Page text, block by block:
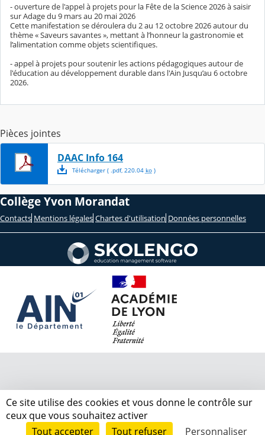
- ouverture de l'appel à projets pour la Fête de la Science 2026 à saisir
sur Adage du 9 mars au 20 mai 2026
Cette manifestation se déroulera du 2 au 12 octobre 2026 autour du
thème « Saveurs savantes », mettant à l’honneur la gastronomie et
l’alimentation comme objets scientifiques.
- appel à projets pour soutenir les actions pédagogiques autour de
l'éducation au développement durable dans l'Ain Jusqu’au 6 octobre
2026.
Pièces jointes
DAAC Info 164
Télécharger( .pdf, 220.04 ko)
Collège Yvon Morandat
Contacts Mentions légales Chartes d'utilisation Données personnelles
Ce site utilise des cookies et vous donne le contrôle sur
ceux que vous souhaitez activer
Tout accepter
Tout refuser Personnaliser